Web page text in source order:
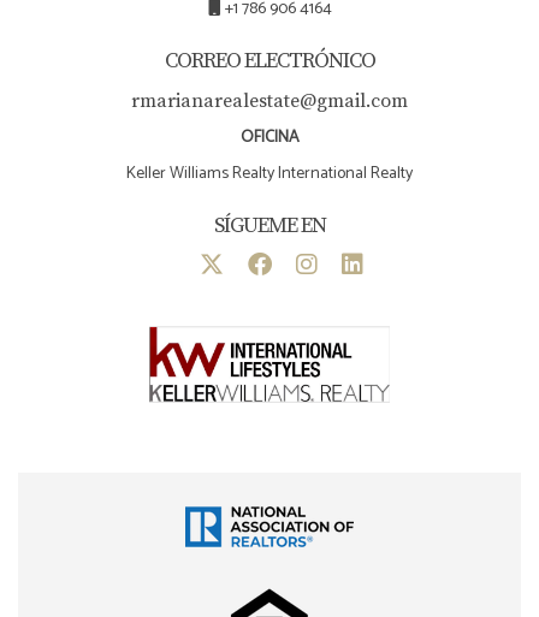
+1 786 906 4164
CORREO ELECTRÓNICO
rmarianarealestate@gmail.com
OFICINA
Keller Williams Realty International Realty
SÍGUEME EN